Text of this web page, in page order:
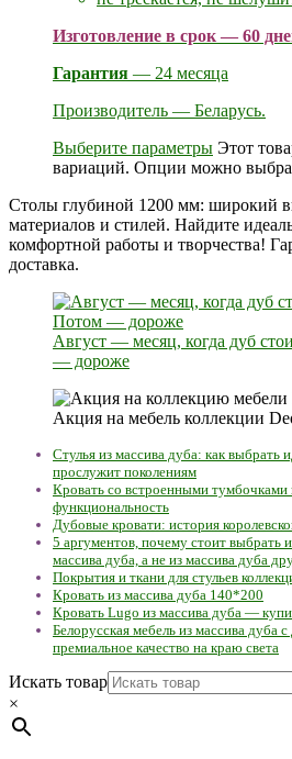
Изготовление в срок — 60
Гарантия — 24 месяца
Производитель — Беларусь.
Выберите параметры Этот
вариаций. Опции можно
Столы глубиной 1200 мм: широкий
материалов и стилей. Найдите
комфортной работы и творчества!
доставка.
Август — месяц, когда дуб
— дороже
Акция на мебель коллекции
Стулья из массива дуба: как выбрать
прослужит поколениям
Кровать со встроенными тумбочками
функциональность
Дубовые кровати: история
5 аргументов, почему стоит выбрать
массива дуба, а не из массива дуба
Покрытия и ткани для стульев
Кровать из массива дуба 140*200
Кровать Lugo из массива дуба —
Белорусская мебель из массива дуба
премиальное качество на краю света
Искать товар
×